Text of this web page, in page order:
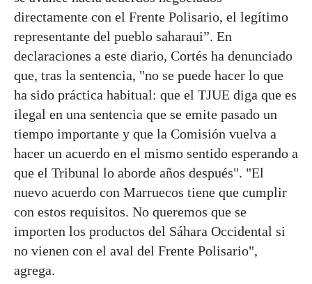
directamente con el Frente Polisario, el legítimo
representante del pueblo saharaui”. En
declaraciones a este diario, Cortés ha denunciado
que, tras la sentencia, "no se puede hacer lo que
ha sido práctica habitual: que el TJUE diga que es
ilegal en una sentencia que se emite pasado un
tiempo importante y que la Comisión vuelva a
hacer un acuerdo en el mismo sentido esperando a
que el Tribunal lo aborde años después". "El
nuevo acuerdo con Marruecos tiene que cumplir
con estos requisitos. No queremos que se
importen los productos del Sáhara Occidental si
no vienen con el aval del Frente Polisario",
agrega.